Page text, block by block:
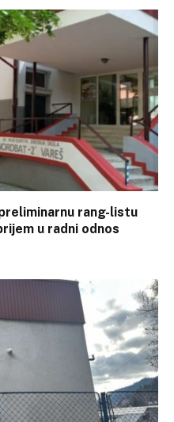
rang-listu
u radni odnos